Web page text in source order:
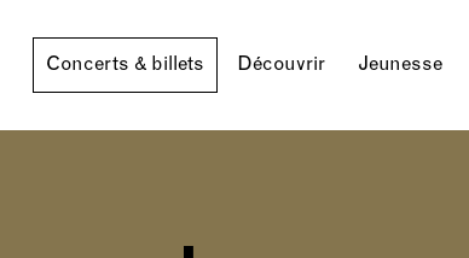
Concerts & billets Découvrir Jeunesse